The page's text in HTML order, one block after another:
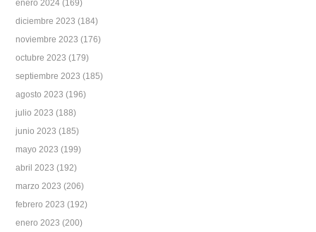
enero 2024 (169)
diciembre 2023 (184)
noviembre 2023 (176)
octubre 2023 (179)
septiembre 2023 (185)
agosto 2023 (196)
julio 2023 (188)
junio 2023 (185)
mayo 2023 (199)
abril 2023 (192)
marzo 2023 (206)
febrero 2023 (192)
enero 2023 (200)